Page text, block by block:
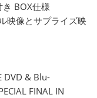
き BOX仕様
映像とサプライズ映
DVD & Blu-
FINAL IN